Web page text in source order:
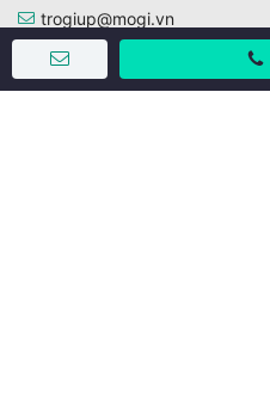
trogiup@mogi.vn
CÔNG TY CỔ PHẦN ĐỊNH ANH